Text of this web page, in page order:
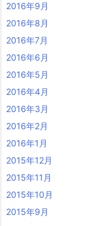
2016年9月
2016年8月
2016年7月
2016年6月
2016年5月
2016年4月
2016年3月
2016年2月
2016年1月
2015年12月
2015年11月
2015年10月
2015年9月